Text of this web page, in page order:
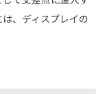
、ディスプレイの